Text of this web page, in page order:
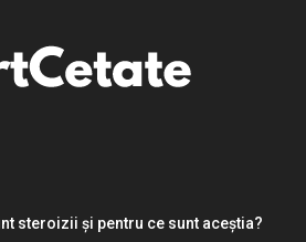
steroizii și pentru ce sunt aceștia?